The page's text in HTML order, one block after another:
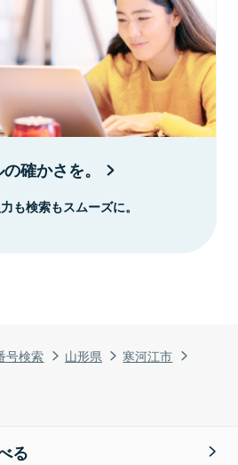
号検索 山形県
寒河江市
確かさを。
も検索もスムーズに。
る